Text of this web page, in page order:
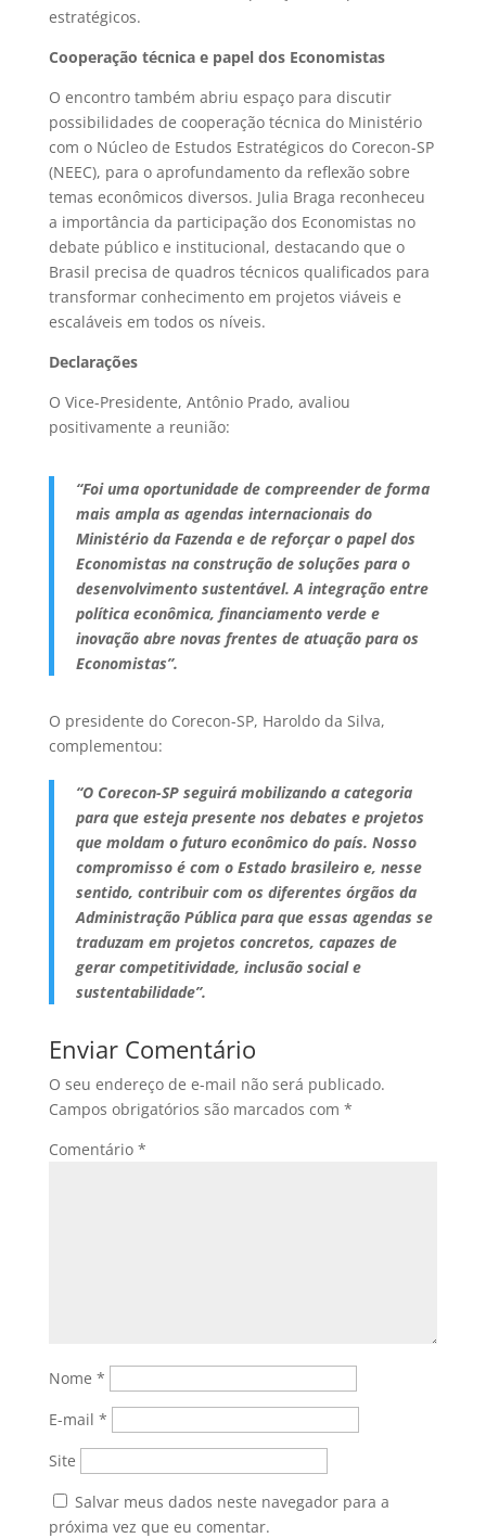
estratégicos.
Cooperação técnica e papel dos Economistas
O encontro também abriu espaço para discutir
possibilidades de cooperação técnica do Ministério
com o Núcleo de Estudos Estratégicos do Corecon-SP
(NEEC), para o aprofundamento da reflexão sobre
temas econômicos diversos. Julia Braga reconheceu
a importância da participação dos Economistas no
debate público e institucional, destacando que o
Brasil precisa de quadros técnicos qualificados para
transformar conhecimento em projetos viáveis e
escaláveis em todos os níveis.
Declarações
O Vice-Presidente, Antônio Prado, avaliou
positivamente a reunião:
“Foi uma oportunidade de compreender de forma
mais ampla as agendas internacionais do
Ministério da Fazenda e de reforçar o papel dos
Economistas na construção de soluções para o
desenvolvimento sustentável. A integração entre
política econômica, financiamento verde e
inovação abre novas frentes de atuação para os
Economistas”.
O presidente do Corecon-SP, Haroldo da Silva,
complementou:
“O Corecon-SP seguirá mobilizando a categoria
para que esteja presente nos debates e projetos
que moldam o futuro econômico do país. Nosso
compromisso é com o Estado brasileiro e, nesse
sentido, contribuir com os diferentes órgãos da
Administração Pública para que essas agendas se
traduzam em projetos concretos, capazes de
gerar competitividade, inclusão social e
sustentabilidade”.
Enviar Comentário
O seu endereço de e-mail não será publicado.
Campos obrigatórios são marcados com *
Comentário *
Nome *
E-mail *
Site
Salvar meus dados neste navegador para a
próxima vez que eu comentar.